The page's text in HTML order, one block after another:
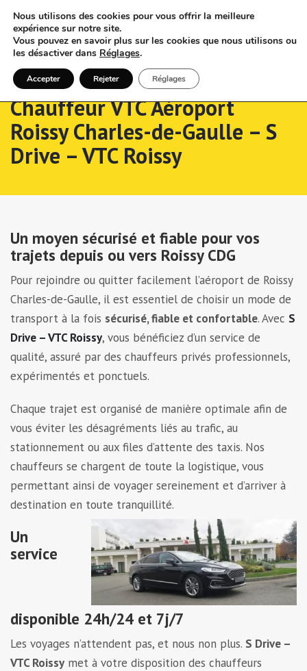
Chauffeur VTC Aéroport
Roissy Charles-de-Gaulle – S
Drive – VTC Roissy
Un moyen sécurisé et fiable pour vos
trajets depuis ou vers Roissy CDG
Pour rejoindre ou quitter facilement l’aéroport de Roissy
Charles-de-Gaulle, il est essentiel de choisir un mode de
transport à la fois sécurisé, fiable et confortable. Avec S
Drive – VTC Roissy, vous bénéficiez d’un service de
qualité, assuré par des chauffeurs privés professionnels,
expérimentés et ponctuels.
Chaque trajet est organisé de manière optimale afin de
vous éviter les désagréments liés au trafic, au
stationnement ou aux files d’attente des taxis. Nos
chauffeurs se chargent de toute la logistique, vous
permettant ainsi de voyager sereinement et d’arriver à
destination en toute tranquillité.
Un
service
disponible 24h/24 et 7j/7
Les voyages n’attendent pas, et nous non plus. S Drive –
VTC Roissy met à votre disposition des chauffeurs
Nous utilisons des cookies pour vous offrir la meilleure
expérience sur notre site.
Vous pouvez en savoir plus sur les cookies que nous utilisons ou
les désactiver dans Réglages.
Accepter Rejeter Réglages